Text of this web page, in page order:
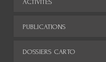
ACTIVITÉS
PUBLICATIONS
DOSSIERS CARTO